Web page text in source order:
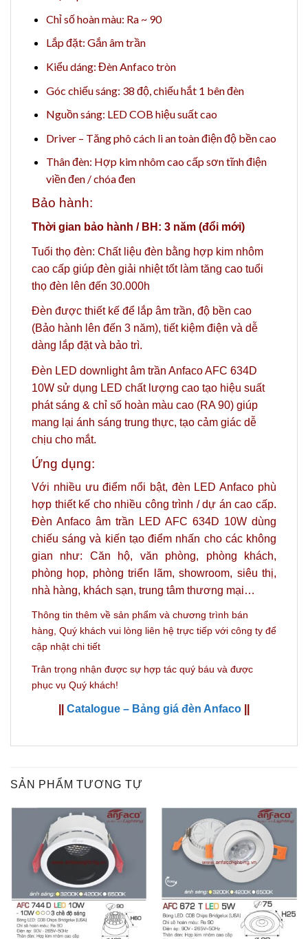
Chỉ số hoàn màu: Ra ~ 90
Lắp đặt: Gắn âm trần
Kiểu dáng: Đèn Anfaco tròn
Góc chiếu sáng: 38 độ, chiếu hắt 1 bên đèn
Nguồn sáng: LED COB hiệu suất cao
Driver – Tăng phô cách li an toàn điện độ bền cao
Thân đèn: Hợp kim nhôm cao cấp sơn tĩnh điện
viền đen / chóa đen
Bảo hành:
Thời gian bảo hành / BH: 3 năm (đổi mới)
Tuổi thọ đèn: Chất liệu đèn bằng hợp kim nhôm
cao cấp giúp đèn giải nhiệt tốt làm tăng cao tuổi
thọ đèn lên đến 30.000h
Đèn được thiết kế để lắp âm trần, độ bền cao
(Bảo hành lên đến 3 năm), tiết kiệm điện và dễ
dàng lắp đặt và bảo trì.
Đèn LED downlight âm trần Anfaco AFC 634D
10W sử dụng LED chất lượng cao tạo hiệu suất
phát sáng & chỉ số hoàn màu cao (RA 90) giúp
mang lại ánh sáng trung thực, tạo cảm giác dễ
chịu cho mắt.
Ứng dụng:
Với nhiều ưu điểm nổi bật, đèn LED Anfaco phù
hợp thiết kế cho nhiều công trình / dự án cao cấp.
Đèn Anfaco âm trần LED AFC 634D 10W dùng
chiếu sáng và kiến tạo điểm nhấn cho các không
gian như: Căn hộ, văn phòng, phòng khách,
phòng họp, phòng triển lãm, showroom, siêu thị,
nhà hàng, khách sạn, trung tâm thương mại…
Thông tin thêm về sản phẩm và chương trình bán
hàng, Quý khách vui lòng liên hệ trực tiếp với công ty để
cập nhật chi tiết
Trân trọng nhận được sự hợp tác quý báu và được
phục vụ Quý khách!
Catalogue – Bảng giá đèn Anfaco
SẢN PHẨM TƯƠNG TỰ